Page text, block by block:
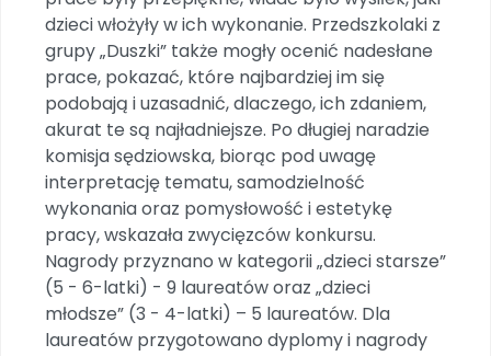
dzieci włożyły w ich wykonanie. Przedszkolaki z
grupy „Duszki” także mogły ocenić nadesłane
prace, pokazać, które najbardziej im się
podobają i uzasadnić, dlaczego, ich zdaniem,
akurat te są najładniejsze. Po długiej naradzie
komisja sędziowska, biorąc pod uwagę
interpretację tematu, samodzielność
wykonania oraz pomysłowość i estetykę
pracy, wskazała zwycięzców konkursu.
Nagrody przyznano w kategorii „dzieci starsze”
(5 - 6-latki) - 9 laureatów oraz „dzieci
młodsze” (3 - 4-latki) – 5 laureatów. Dla
laureatów przygotowano dyplomy i nagrody